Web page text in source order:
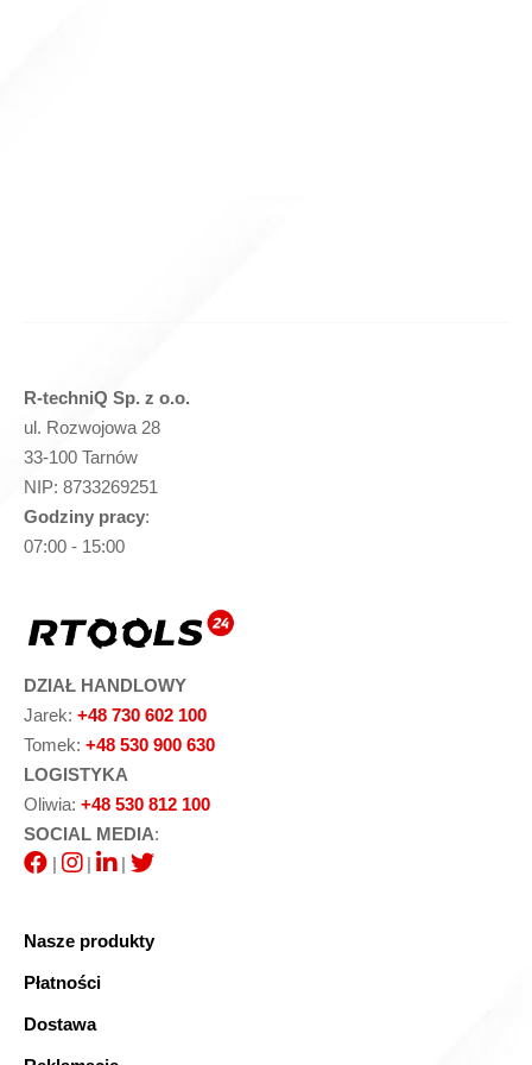
R-techniQ Sp. z o.o.
ul. Rozwojowa 28
33-100 Tarnów
NIP: 8733269251
Godziny pracy:
07:00 - 15:00
DZIAŁ HANDLOWY
Jarek: +48 730 602 100
Tomek: +48 530 900 630
LOGISTYKA
Oliwia: +48 530 812 100
SOCIAL MEDIA:
|
| |
Nasze produkty
Płatności
Dostawa